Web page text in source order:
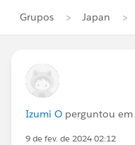
Grupos Japan
Izumi O perguntou em
9 de fev. de 2024 02:12